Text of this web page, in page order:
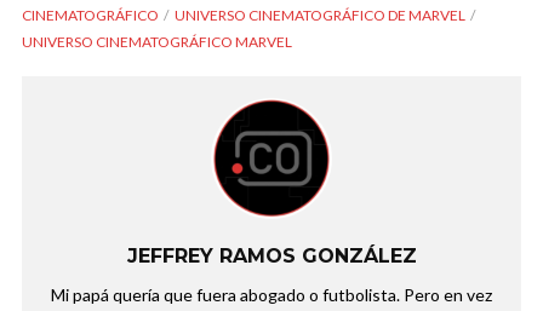
CINEMATOGRÁFICO
UNIVERSO CINEMATOGRÁFICO DE MARVEL
UNIVERSO CINEMATOGRÁFICO MARVEL
JEFFREY RAMOS GONZÁLEZ
Mi papá quería que fuera abogado o futbolista. Pero en vez